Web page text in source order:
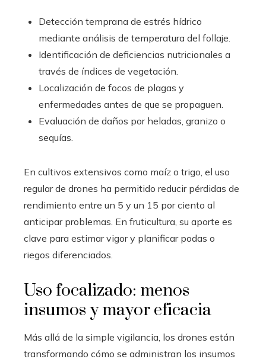
Detección temprana de estrés hídrico
mediante análisis de temperatura del follaje.
Identificación de deficiencias nutricionales a
través de índices de vegetación.
Localización de focos de plagas y
enfermedades antes de que se propaguen.
Evaluación de daños por heladas, granizo o
sequías.
En cultivos extensivos como maíz o trigo, el uso
regular de drones ha permitido reducir pérdidas de
rendimiento entre un 5 y un 15 por ciento al
anticipar problemas. En fruticultura, su aporte es
clave para estimar vigor y planificar podas o
riegos diferenciados.
Uso focalizado: menos
insumos y mayor eficacia
Más allá de la simple vigilancia, los drones están
transformando cómo se administran los insumos